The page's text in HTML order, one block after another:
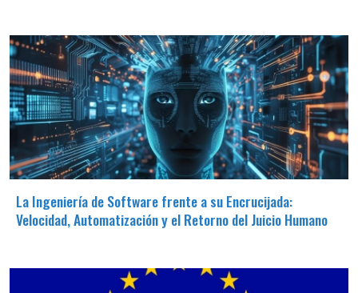
La Ingeniería de Software frente a su Encrucijada:
Velocidad, Automatización y el Retorno del Juicio Humano